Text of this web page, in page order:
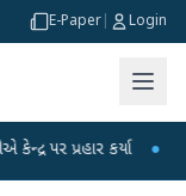
E-Paper Login
કર્યા ●